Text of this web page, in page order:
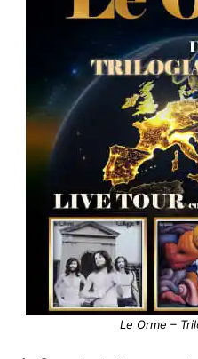
Le Orme –